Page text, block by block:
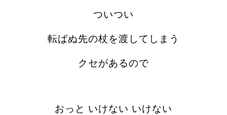
ついつい
転ばぬ先の杖を渡してしまう
クセがあるので
おっと いけない いけない